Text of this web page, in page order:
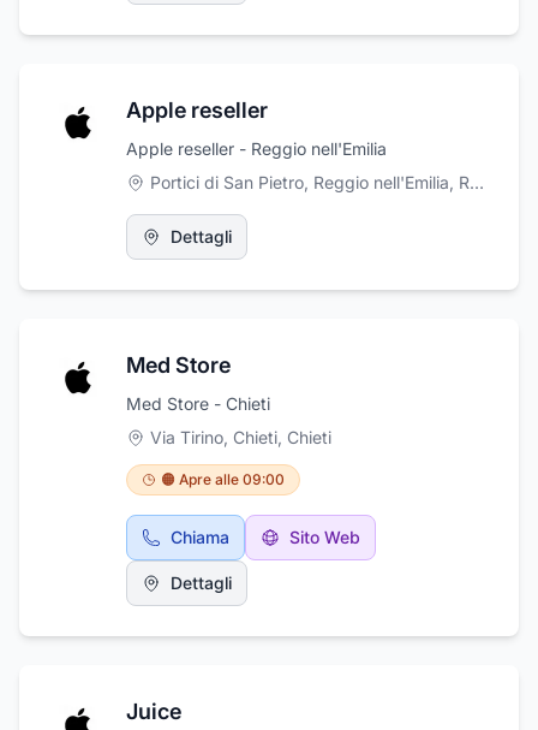
Apple reseller
Apple reseller - Reggio nell'Emilia
Portici di San Pietro, Reggio nell'Emilia, Reggio nell'Emilia
Dettagli
Med Store
Med Store - Chieti
Via Tirino, Chieti, Chieti
🟠 Apre alle 09:00
Chiama Sito Web
Dettagli
Juice